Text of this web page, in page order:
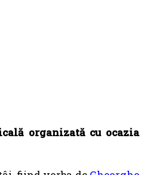
organizată cu ocazia